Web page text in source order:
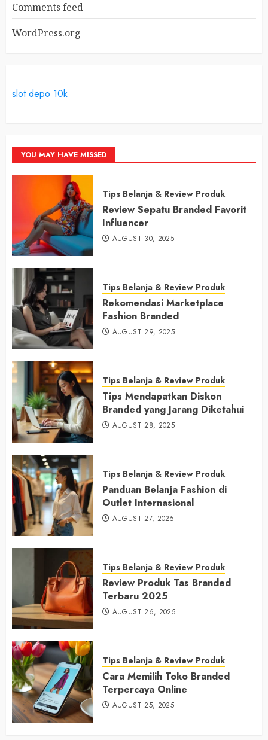
Comments feed
WordPress.org
slot depo 10k
YOU MAY HAVE MISSED
Tips Belanja & Review Produk
Review Sepatu Branded Favorit
Influencer
AUGUST 30, 2025
Tips Belanja & Review Produk
Rekomendasi Marketplace
Fashion Branded
AUGUST 29, 2025
Tips Belanja & Review Produk
Tips Mendapatkan Diskon
Branded yang Jarang Diketahui
AUGUST 28, 2025
Tips Belanja & Review Produk
Panduan Belanja Fashion di
Outlet Internasional
AUGUST 27, 2025
Tips Belanja & Review Produk
Review Produk Tas Branded
Terbaru 2025
AUGUST 26, 2025
Tips Belanja & Review Produk
Cara Memilih Toko Branded
Terpercaya Online
AUGUST 25, 2025